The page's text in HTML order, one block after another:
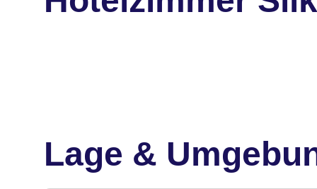
Lage &